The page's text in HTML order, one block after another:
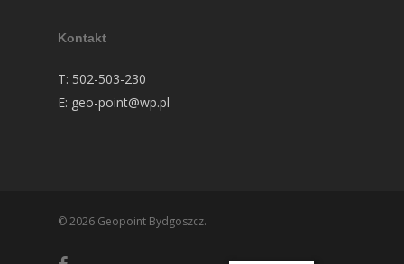
Kontakt
T: 502-503-230
E: geo-point@wp.pl
© 2026 Geopoint Bydgoszcz.